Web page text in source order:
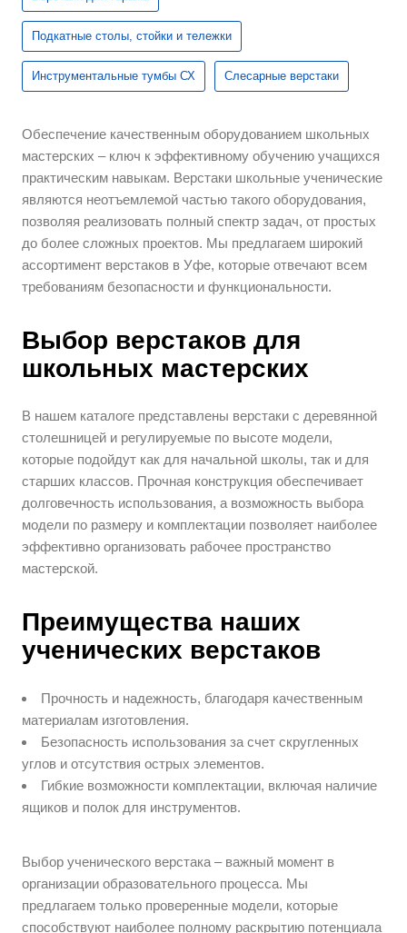
Подкатные столы, стойки и тележки
Инструментальные тумбы СХ Слесарные верстаки
Обеспечение качественным оборудованием школьных
мастерских – ключ к эффективному обучению учащихся
практическим навыкам. Верстаки школьные ученические
являются неотъемлемой частью такого оборудования,
позволяя реализовать полный спектр задач, от простых
до более сложных проектов. Мы предлагаем широкий
ассортимент верстаков в Уфе, которые отвечают всем
требованиям безопасности и функциональности.
Выбор верстаков для
школьных мастерских
В нашем каталоге представлены верстаки с деревянной
столешницей и регулируемые по высоте модели,
которые подойдут как для начальной школы, так и для
старших классов. Прочная конструкция обеспечивает
долговечность использования, а возможность выбора
модели по размеру и комплектации позволяет наиболее
эффективно организовать рабочее пространство
мастерской.
Преимущества наших
ученических верстаков
Прочность и надежность, благодаря качественным
материалам изготовления.
Безопасность использования за счет скругленных
углов и отсутствия острых элементов.
Гибкие возможности комплектации, включая наличие
ящиков и полок для инструментов.
Выбор ученического верстака – важный момент в
организации образовательного процесса. Мы
предлагаем только проверенные модели, которые
способствуют наиболее полному раскрытию потенциала